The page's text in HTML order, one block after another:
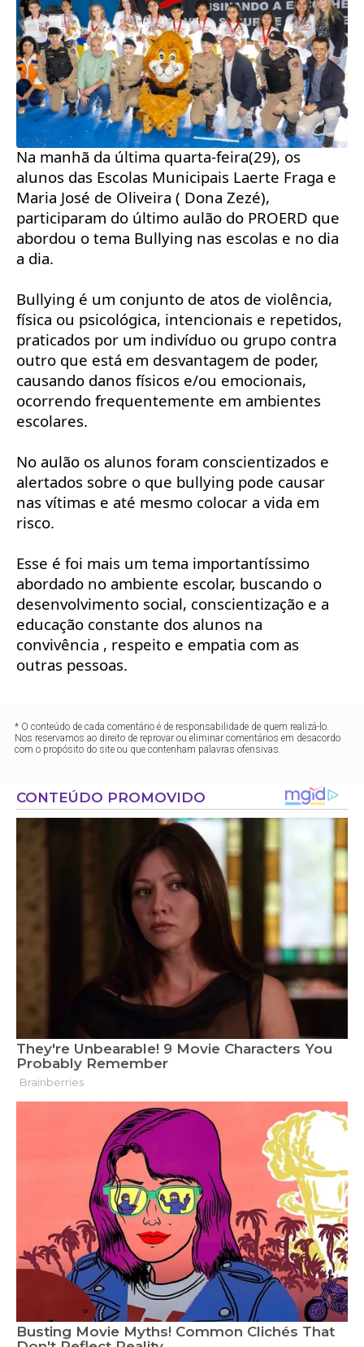
Na manhã da última quarta-feira(29), os
alunos das Escolas Municipais Laerte Fraga e
Maria José de Oliveira ( Dona Zezé),
participaram do último aulão do PROERD que
abordou o tema Bullying nas escolas e no dia
a dia.
Bullying é um conjunto de atos de violência,
física ou psicológica, intencionais e repetidos,
praticados por um indivíduo ou grupo contra
outro que está em desvantagem de poder,
causando danos físicos e/ou emocionais,
ocorrendo frequentemente em ambientes
escolares.
No aulão os alunos foram conscientizados e
alertados sobre o que bullying pode causar
nas vítimas e até mesmo colocar a vida em
risco.
Esse é foi mais um tema importantíssimo
abordado no ambiente escolar, buscando o
desenvolvimento social, conscientização e a
educação constante dos alunos na
convivência , respeito e empatia com as
outras pessoas.
* O conteúdo de cada comentário é de responsabilidade de quem realizá-lo.
Nos reservamos ao direito de reprovar ou eliminar comentários em desacordo
com o propósito do site ou que contenham palavras ofensivas.